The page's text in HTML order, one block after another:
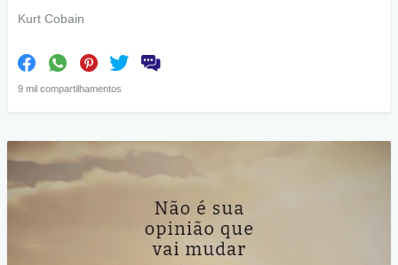
Kurt Cobain
9 mil compartilhamentos